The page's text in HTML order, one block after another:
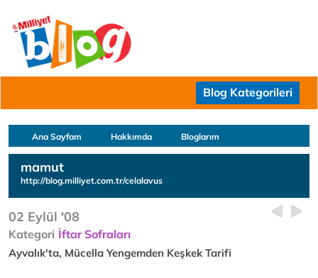
Blog Kategorileri
Ana Sayfam Hakkımda Bloglarım
mamut
http://blog.milliyet.com.tr/celalavus
02 Eylül '08
Kategori İftar Sofraları
Ayvalık'ta, Mücella Yengemden Keşkek Tarifi